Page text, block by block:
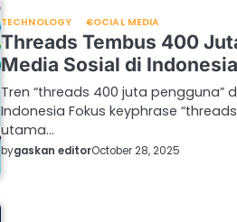
TECHNOLOGY SOCIAL MEDIA
Threads Tembus 400
Media Sosial di Indonesia
Tren “threads 400 juta pengguna”
Indonesia Fokus keyphrase
utama…
bygaskan editorOctober 28, 2025